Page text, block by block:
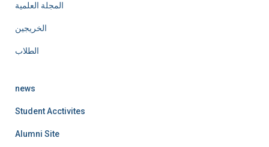
المجلة العلمية
الخريجين
الطلاب
news
Student Acctivites
Alumni Site